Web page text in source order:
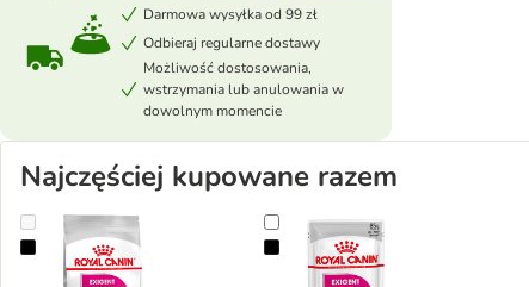
Darmowa wysyłka od 99 zł
Odbieraj regularne dostawy
Możliwość dostosowania,
wstrzymania lub anulowania w
dowolnym momencie
Najczęściej kupowane razem
Royal Canin Mini Exigent Royal Canin Exigent, mus